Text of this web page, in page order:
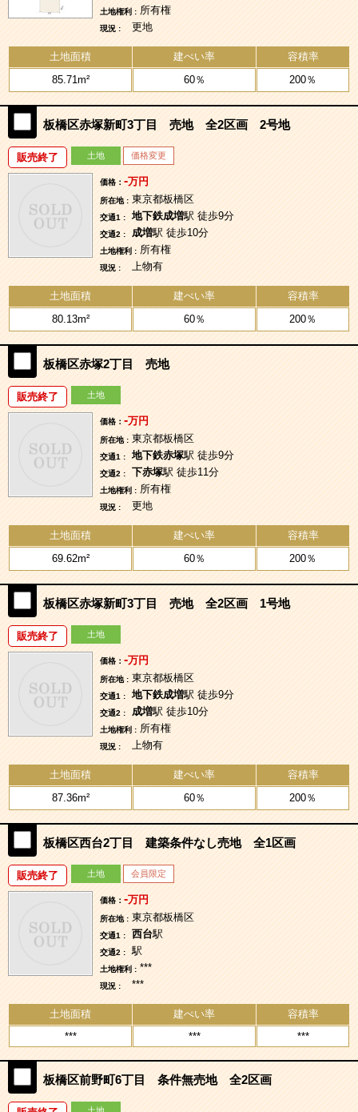
土地権利 : 所有権
現況 : 更地
土地面積 建ぺい率
容積率
85.71m²
60％ 200％
板橋区赤塚新町3丁目 売地 全2区画 2号地
販売終了 土地 価格変更
価格： -万円
所在地 : 東京都板橋区
交通1 : 地下鉄成増駅 徒歩9分
交通2 : 成増駅 徒歩10分
土地権利 : 所有権
現況 : 上物有
土地面積 建ぺい率
容積率
80.13m²
60％ 200％
板橋区赤塚2丁目 売地
販売終了 土地
価格： -万円
所在地 : 東京都板橋区
交通1 : 地下鉄赤塚駅 徒歩9分
交通2 : 下赤塚駅 徒歩11分
土地権利 : 所有権
現況 : 更地
土地面積 建ぺい率
容積率
69.62m²
60％ 200％
板橋区赤塚新町3丁目 売地 全2区画 1号地
販売終了 土地
価格： -万円
所在地 : 東京都板橋区
交通1 : 地下鉄成増駅 徒歩9分
交通2 : 成増駅 徒歩10分
土地権利 : 所有権
現況 : 上物有
土地面積 建ぺい率
容積率
87.36m²
60％ 200％
板橋区西台2丁目 建築条件なし売地 全1区画
販売終了 土地 会員限定
価格： -万円
所在地 : 東京都板橋区
交通1 : 西台駅
交通2 : 駅
土地権利 : ***
現況 : ***
土地面積 建ぺい率
容積率
***
*** ***
板橋区前野町6丁目 条件無売地 全2区画